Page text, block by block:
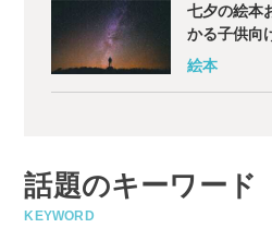
七夕の絵本
かる子供向
絵本
話題のキーワード
KEYWORD